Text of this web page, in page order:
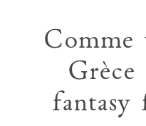
Comme
Grèce
fantasy